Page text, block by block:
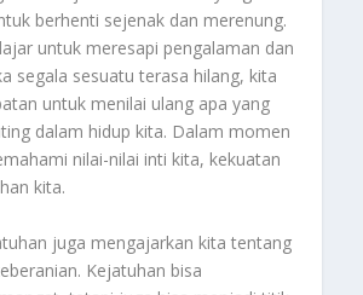
berhenti sejenak dan merenung.
untuk meresapi pengalaman dan
segala sesuatu terasa hilang, kita
untuk menilai ulang apa yang
dalam hidup kita. Dalam momen
nilai-nilai inti kita, kekuatan
kita.
juga mengajarkan kita tentang
Kejatuhan bisa